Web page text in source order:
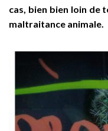
cas, bien bien loin de
maltraitance animale.